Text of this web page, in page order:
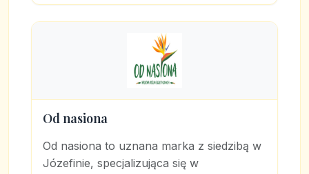
Od nasiona
Od nasiona to uznana marka z siedzibą w
Józefinie, specjalizująca się w